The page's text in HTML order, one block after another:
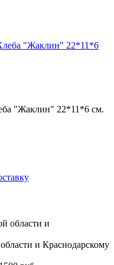
"Жаклин" 22*11*6 см.
и Краснодарскому